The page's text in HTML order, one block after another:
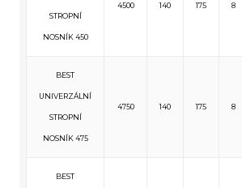
STROPNÍ
NOSNÍK 450
4500 140 175 8
BEST
UNIVERZÁLNÍ
STROPNÍ
NOSNÍK 475
4750 140 175 8
BEST